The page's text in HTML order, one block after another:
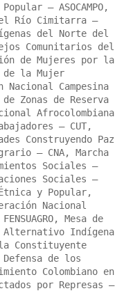
– ASOCAMPO,
Río Cimitarra –
del Norte del
Comunitarios del
de Mujeres por la
de la Mujer
Nacional Campesina
de Zonas de Reserva
Afrocolombiana
– CUT,
Construyendo Paz
– CNA, Marcha
Sociales –
Sociales –
Étnica y Popular,
Nacional
Mesa de
Alternativo Indígena
Constituyente
de los
Colombiano en
por Represas –